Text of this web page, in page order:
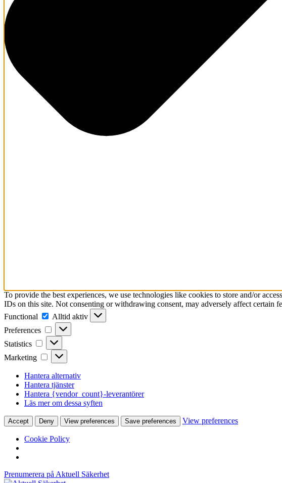
To provide the best experiences, we use technologies like cookies to store and/or
IDs on this site. Not consenting or withdrawing consent, may adversely affect certain
Functional
Functional
Alltid aktiv
Preferences
Preferences
Statistics Statistics
Marketing Marketing
Hantera alternativ
Hantera tjänster
Hantera {vendor_count}-leverantörer
Läs mer om dessa syften
Accept Deny View preferences Save preferences View preferences
Cookie Policy
Prenumerera på Aktuell Säkerhet